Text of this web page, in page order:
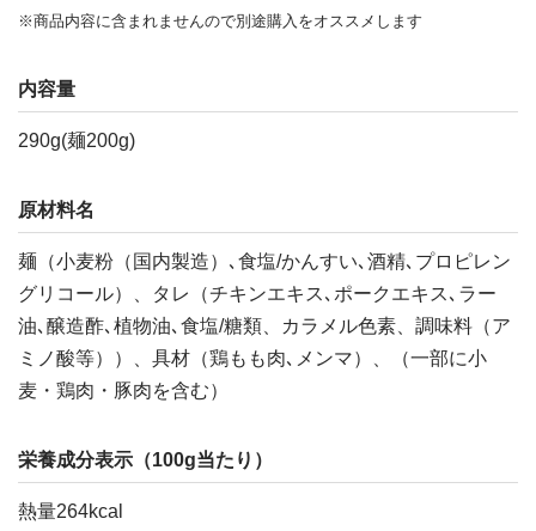
※商品内容に含まれませんので別途購入をオススメします
内容量
290g(麺200g)
原材料名
麺（小麦粉（国内製造）､食塩/かんすい､酒精､プロピレン
グリコール）、タレ（チキンエキス､ポークエキス､ラー
油､醸造酢､植物油､食塩/糖類、カラメル色素、調味料（ア
ミノ酸等））、具材（鶏もも肉､メンマ）、（一部に小
麦・鶏肉・豚肉を含む）
栄養成分表示（100g当たり）
熱量264kcal